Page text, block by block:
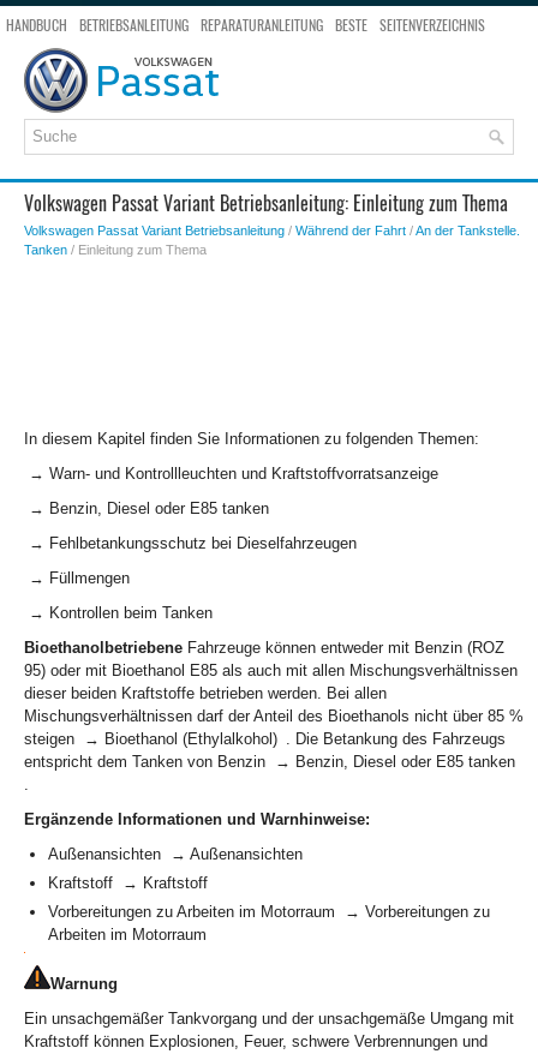
HANDBUCH BETRIEBSANLEITUNG REPARATURANLEITUNG BESTE
SEITENVERZEICHNIS
SEITENSUCHE
Volkswagen Passat Variant Betriebsanleitung: Einleitung zum Thema
Volkswagen Passat Variant Betriebsanleitung / Während der Fahrt /An der Tankstelle.
Tanken / Einleitung zum Thema
In diesem Kapitel finden Sie Informationen zu folgenden Themen:
→ Warn- und Kontrollleuchten und Kraftstoffvorratsanzeige
→ Benzin, Diesel oder E85 tanken
→ Fehlbetankungsschutz bei Dieselfahrzeugen
→ Füllmengen
→ Kontrollen beim Tanken
Bioethanolbetriebene Fahrzeuge können entweder mit Benzin (ROZ
95) oder mit Bioethanol E85 als auch mit allen Mischungsverhältnissen
dieser beiden Kraftstoffe betrieben werden. Bei allen
Mischungsverhältnissen darf der Anteil des Bioethanols nicht über 85 %
steigen → Bioethanol (Ethylalkohol) . Die Betankung des Fahrzeugs
entspricht dem Tanken von Benzin → Benzin, Diesel oder E85 tanken
.
Ergänzende Informationen und Warnhinweise:
Außenansichten → Außenansichten
Kraftstoff → Kraftstoff
Vorbereitungen zu Arbeiten im Motorraum → Vorbereitungen zu
Arbeiten im Motorraum
Warnung
Ein unsachgemäßer Tankvorgang und der unsachgemäße Umgang mit
Kraftstoff können Explosionen, Feuer, schwere Verbrennungen und